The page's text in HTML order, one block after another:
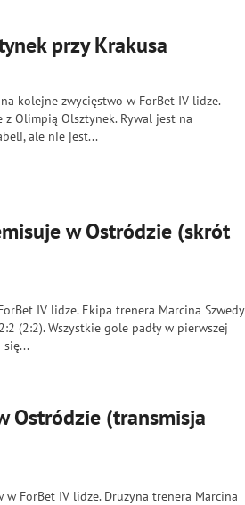
przy Krakusa
kolejne zwycięstwo w ForBet IV lidze.
Olimpią Olsztynek. Rywal jest na
ale nie jest...
w Ostródzie (skrót
IV lidze. Ekipa trenera Marcina Szwedy
(2:2). Wszystkie gole padły w pierwszej
się...
Ostródzie (transmisja
ForBet IV lidze. Drużyna trenera Marcina